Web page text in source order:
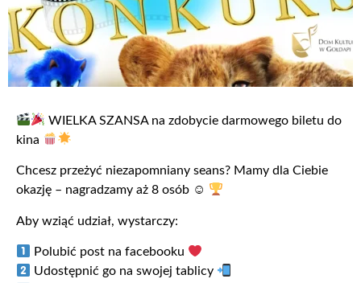
WIELKA SZANSA na zdobycie darmowego biletu do
kina
Chcesz przeżyć niezapomniany seans? Mamy dla Ciebie
okazję – nagradzamy aż 8 osób ☺
Aby wziąć udział, wystarczy:
Polubić post na facebooku
Udostępnić go na swojej tablicy